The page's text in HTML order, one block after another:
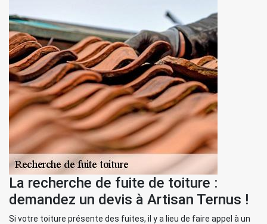
La recherche de fuite de toiture :
demandez un devis à Artisan Ternus !
Si votre toiture présente des fuites, il y a lieu de faire appel à un